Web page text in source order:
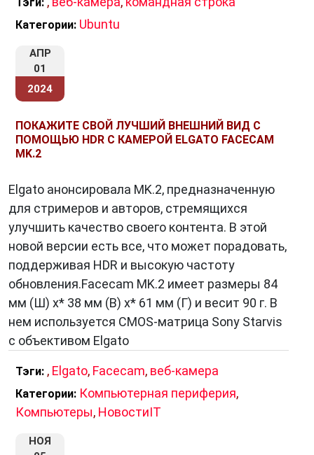
Категории: Ubuntu
АПР
01
2024
ПОКАЖИТЕ СВОЙ ЛУЧШИЙ ВНЕШНИЙ ВИД С
ПОМОЩЬЮ HDR С КАМЕРОЙ ELGATO FACECAM
MK.2
Elgato анонсировала MK.2, предназначенную
для стримеров и авторов, стремящихся
улучшить качество своего контента. В этой
новой версии есть все, что может порадовать,
поддерживая HDR и высокую частоту
обновления.Facecam MK.2 имеет размеры 84
мм (Ш) x* 38 мм (В) x* 61 мм (Г) и весит 90 г. В
нем используется CMOS-матрица Sony Starvis
с объективом Elgato
Тэги: , Elgato, Facecam, веб-камера
Категории: Компьютерная периферия,
Компьютеры, НовостиIT
НОЯ